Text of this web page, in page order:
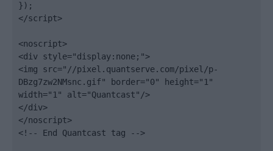
});
</script>
<noscript>
<div style="display:none;">
<img src="//pixel.quantserve.com/pixel/p-
DBzg7zw2NMsnc.gif" border="0" height="1"
width="1" alt="Quantcast"/>
</div>
</noscript>
<!-- End Quantcast tag -->